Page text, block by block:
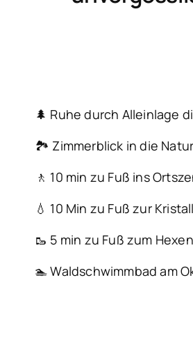
🌲 Ruhe durch Alleinlage
🏞️ Zimmerblick in die Natur
🚶 10 min zu Fuß ins
💧 10 Min zu Fuß zur
🥾 5 min zu Fuß zum
🏊 Waldschwimmbad am